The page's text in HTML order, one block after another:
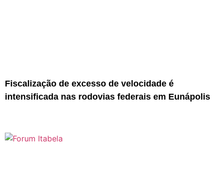
Fiscalização de excesso de velocidade é
intensificada nas rodovias federais em Eunápolis